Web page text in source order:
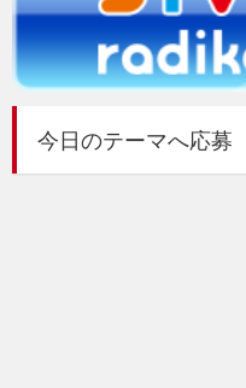
今日のテーマへ応募